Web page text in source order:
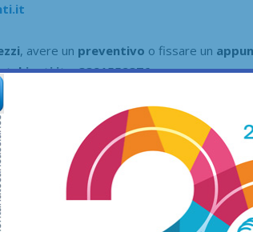
, avere un preventivo o fissare un
–3391552376.